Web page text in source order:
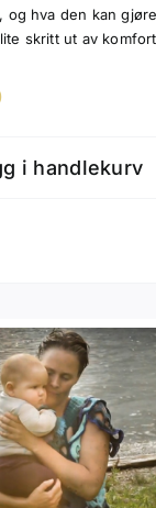
og hva den kan
skritt ut av
i handlekurv